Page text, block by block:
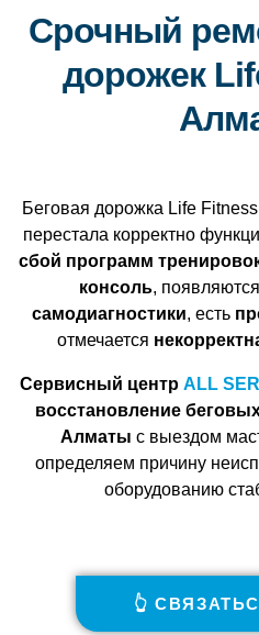
Срочный
дорожек
Беговая дорожка Life
перестала корректно
сбой программ
консоль, появляются
самодиагностики, есть
отмечается
Сервисный центр ALL
восстановление
Алматы с выездом
определяем причину
оборудованию
👆